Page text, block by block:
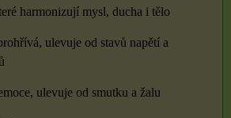
harmonizují mysl, ducha i tělo
ulevuje od stavů napětí a
ulevuje od smutku a žalu